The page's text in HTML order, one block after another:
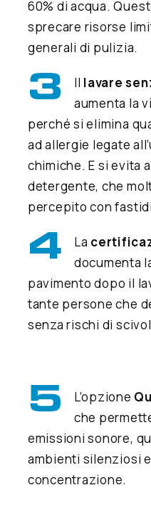
60% di acqua.
sprecare risorse
generali di pulizia.
Il lavare
aumenta la
perché si elimina
ad allergie legate
chimiche. E si evita
detergente, che
percepito con
La
documenta
pavimento dopo il
tante persone che
senza rischi di
L’opzione
che
emissioni sonore,
ambienti silenziosi
concentrazione.